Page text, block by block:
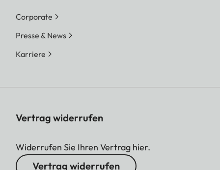
Corporate
Presse & News
Karriere
Vertrag widerrufen
Widerrufen Sie Ihren Vertrag hier.
Vertrag widerrufen